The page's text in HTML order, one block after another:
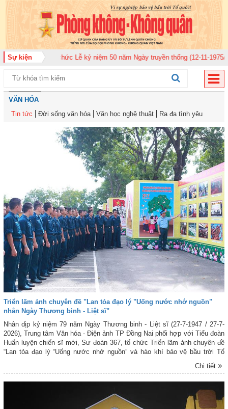
Sự kiện
tổ chức Lễ kỷ niệm 50 năm Ngày truyền thống (12-11-1975/12-11-2025)
VĂN HÓA
Tin tức
Đời sống văn hóa Văn học nghệ thuật Ra đa tình yêu
Triển lãm ảnh chuyên đề "Lan tỏa đạo lý "Uống nước nhớ nguồn"
nhân Ngày Thương binh - Liệt sĩ"
Nhân dịp kỷ niệm 79 năm Ngày Thương binh - Liệt sĩ (27-7-1947 / 27-7-
2026), Trung tâm Văn hóa - Điện ảnh TP Đồng Nai phối hợp với Tiểu đoàn
Huấn luyện chiến sĩ mới, Sư đoàn 367, tổ chức Triển lãm ảnh chuyên đề
“Lan tỏa đạo lý “Uống nước nhớ nguồn” và hào khí bảo vệ bầu trời Tổ
Chi tiết